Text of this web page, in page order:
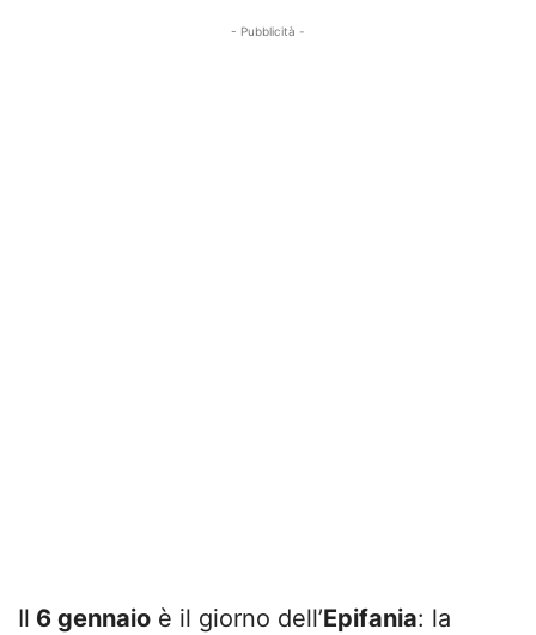
- Pubblicità -
Il 6 gennaio è il giorno dell’Epifania: la